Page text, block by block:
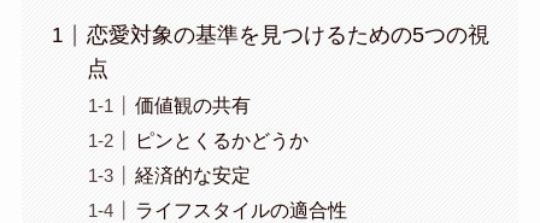
恋愛対象の基準を見つけるための5つの視
点
価値観の共有
ピンとくるかどうか
経済的な安定
ライフスタイルの適合性